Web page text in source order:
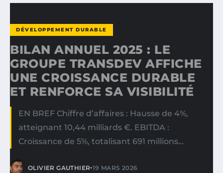
DÉVELOPPEMENT DURABLE
BILAN ANNUEL 2025 : LE
GROUPE TRANSDEV AFFICHE
UNE CROISSANCE DURABLE
ET RENFORCE SA VISIBILITÉ
EN BREF Chiffre d’affaires : Hausse de 4%,
atteignant 10,44 milliards €. EBITDA :
Croissance de 5%, totalisant 691 millions…
OLIVIER GAUTHIER•19 MARS 2026